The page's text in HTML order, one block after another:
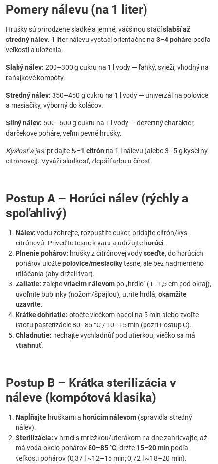
Pomery nálevu (na 1 liter)
Hrušky sú prirodzene sladké a jemné; väčšinou stačíslabší až
stredný nálev. 1 liter nálevu vystačí orientačne na 3–4 poháre podľa
veľkosti a uloženia.
Slabý nálev: 200–300 g cukru na 1 l vody — ľahký, svieži, vhodný na
raňajkové kompóty.
Stredný nálev: 350–450 g cukru na 1 l vody — univerzál na polovice
a mesiačiky, výborný do koláčov.
Silný nálev: 500–600 g cukru na 1 l vody — dezertný charakter,
darčekové poháre, veľmi pevné hrušky.
Kyslosť a jas:pridajte½–1 citrón na 1 l nálevu (alebo 3–5 g kyseliny
citrónovej). Vyváži sladkosť, zlepší farbu a čírosť.
Postup A – Horúci nálev (rýchly a
spoľahlivý)
Nálev: vodu zohrejte, rozpustite cukor, pridajte citrón/kys.
citrónovú. Priveďte tesne k varu a udržujte horúci.
Plnenie pohárov: hrušky z citrónovej vodysceďte, do horúcich
pohárov uložtepolovice/mesiacikytesne, ale bez nadmerného
utláčania (aby držali tvar).
Zaliatie: zalejtevriacim nálevom po „hrdlo“ (1–1,5 cm pod okraj),
uvoľnite bublinky (nožom/špajľou), utrite hrdlá, okamžite
uzavrite.
Krátke dohriatie: otočte viečkom nadol na 5 min alebo zvoľte
istotu pasterizácie 80–85 °C / 10–15 min (pozri Postup C).
Chladnutie: nechajte vychladnúť pod utierkou; viečko sa má
vtiahnuť.
Postup B – Krátka sterilizácia v
náleve (kompótová klasika)
Napĺňajte hruškami a horúcim nálevom (spravidla stredný
nálev).
Sterilizácia: v hrnci s mriežkou/uterákom na dne zahrievajte, až
má voda okolo pohárov80–85 °C, držte 15–20 min podľa
veľkosti pohárov (0,37 l ~12–15 min; 0,72 l ~18–20 min).